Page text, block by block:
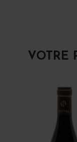
VOTRE